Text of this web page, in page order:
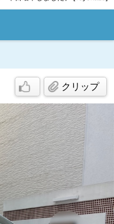
クリップ